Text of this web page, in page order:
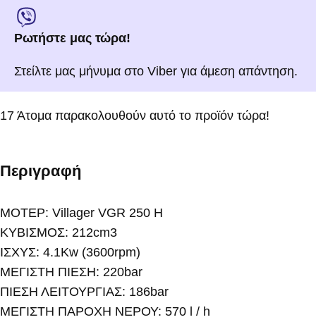
Ρωτήστε μας τώρα!
Στείλτε μας μήνυμα στο Viber για άμεση απάντηση.
17 Άτομα παρακολουθούν αυτό το προϊόν τώρα!
Περιγραφή
ΜΟΤΕΡ: Villager VGR 250 H
ΚΥΒΙΣΜΟΣ: 212cm3
ΙΣΧΥΣ: 4.1Kw (3600rpm)
ΜΕΓΙΣΤΗ ΠΙΕΣΗ: 220bar
ΠΙΕΣΗ ΛΕΙΤΟΥΡΓΙΑΣ: 186bar
ΜΕΓΙΣΤΗ ΠΑΡΟΧΗ ΝΕΡΟΥ: 570 l / h